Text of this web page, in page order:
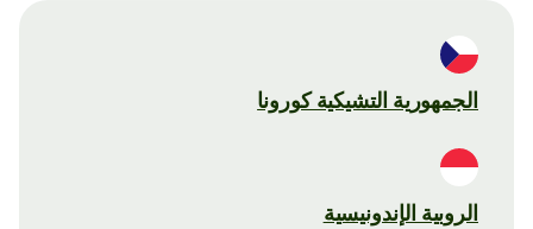
الجمهورية التشيكية كورونا
الروبية الإندونيسية